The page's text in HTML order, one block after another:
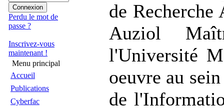
Perdu le mot de
passe ?
Inscrivez-vous
maintenant !
Menu principal
Accueil
Publications
Cyberfac
de
Auziol
l'Université
oeuvre au
de